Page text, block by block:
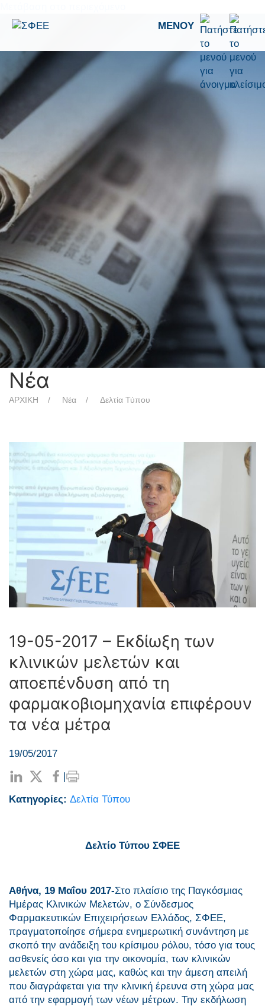
ΜΕΝΟΎ
Νέα
ΑΡΧΙΚΗ Νέα Δελτία Τύπου
19-05-2017 – Εκδίωξη των
κλινικών μελετών και
αποεπένδυση από τη
φαρμακοβιομηχανία επιφέρουν
τα νέα μέτρα
19/05/2017
Κατηγορίες: Δελτία Τύπου
Δελτίο Τύπου ΣΦΕΕ
Αθήνα, 19 Μαΐου 2017-Στο πλαίσιο της Παγκόσμιας
Ημέρας Κλινικών Μελετών, ο Σύνδεσμος
Φαρμακευτικών Επιχειρήσεων Ελλάδος, ΣΦΕΕ,
πραγματοποίησε σήμερα ενημερωτική συνάντηση με
σκοπό την ανάδειξη του κρίσιμου ρόλου, τόσο για τους
ασθενείς όσο και για την οικονομία, των κλινικών
μελετών στη χώρα μας, καθώς και την άμεση απειλή
που διαγράφεται για την κλινική έρευνα στη χώρα μας
από την εφαρμογή των νέων μέτρων. Την εκδήλωση